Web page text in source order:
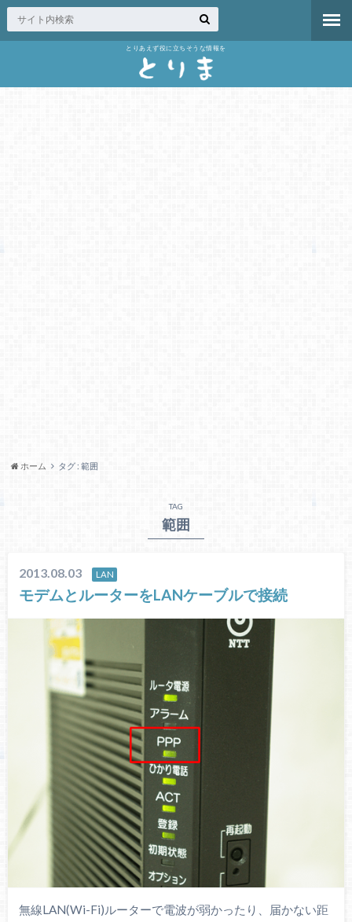
とりあえず役に立ちそうな情報を
ホーム タグ : 範囲
TAG
範囲
2013.08.03 LAN
モデムとルーターをLANケーブルで接続
無線LAN(Wi-Fi)ルーターで電波が弱かったり、届かない距